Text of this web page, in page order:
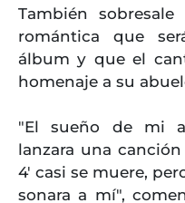
También
romántica que
álbum y que el
homenaje a su
"El sueño de mi
lanzara una
4' casi se muere,
sonara a mí",